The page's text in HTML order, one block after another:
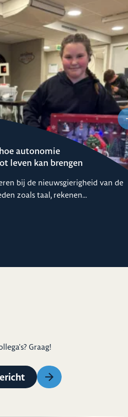
autonomie
leven kan brengen
bij de nieuwsgierigheid van de
zoals taal, rekenen...
Graag!